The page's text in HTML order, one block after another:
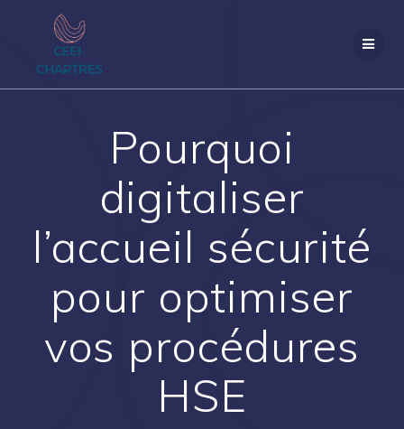
Pourquoi
digitaliser
l’accueil sécurité
pour optimiser
vos procédures
HSE